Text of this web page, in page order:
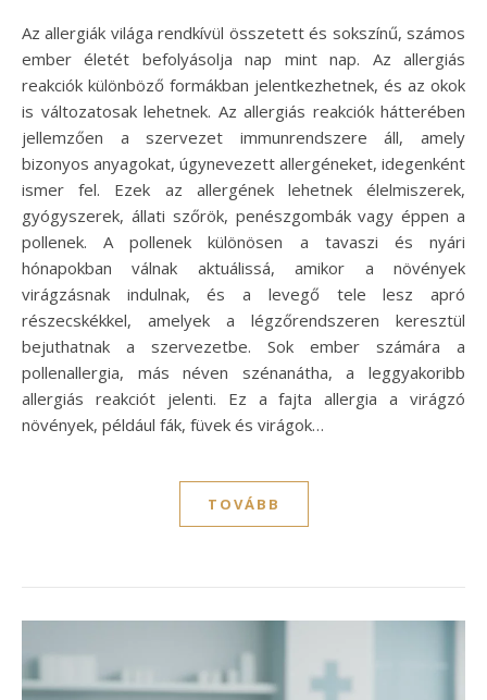
Az allergiák világa rendkívül összetett és sokszínű, számos
ember életét befolyásolja nap mint nap. Az allergiás
reakciók különböző formákban jelentkezhetnek, és az okok
is változatosak lehetnek. Az allergiás reakciók hátterében
jellemzően a szervezet immunrendszere áll, amely
bizonyos anyagokat, úgynevezett allergéneket, idegenként
ismer fel. Ezek az allergének lehetnek élelmiszerek,
gyógyszerek, állati szőrök, penészgombák vagy éppen a
pollenek. A pollenek különösen a tavaszi és nyári
hónapokban válnak aktuálissá, amikor a növények
virágzásnak indulnak, és a levegő tele lesz apró
részecskékkel, amelyek a légzőrendszeren keresztül
bejuthatnak a szervezetbe. Sok ember számára a
pollenallergia, más néven szénanátha, a leggyakoribb
allergiás reakciót jelenti. Ez a fajta allergia a virágzó
növények, például fák, füvek és virágok…
TOVÁBB